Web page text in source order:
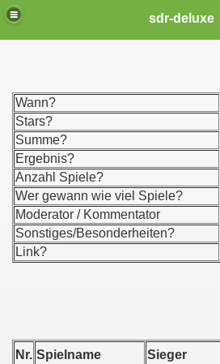
sdr-deluxe
Wann?
Stars?
Summe?
Ergebnis?
Anzahl Spiele?
Wer gewann wie viel Spiele?
Moderator / Kommentator
Sonstiges/Besonderheiten?
Link?
Nr. Spielname Sieger